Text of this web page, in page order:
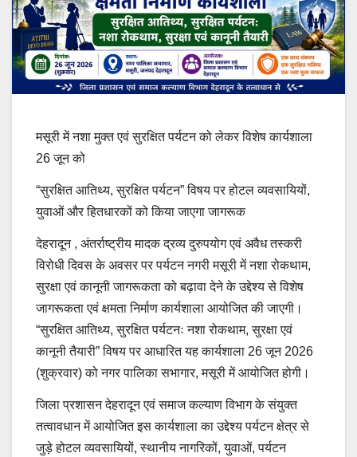
मसूरी में नशा मुक्त एवं सुरक्षित पर्यटन को लेकर विशेष कार्यशाला
26 जून को
“सुरक्षित आतिथ्य, सुरक्षित पर्यटन” विषय पर होटल व्यवसायियों,
युवाओं और हितधारकों को किया जाएगा जागरूक
देहरादून , अंतर्राष्ट्रीय मादक द्रव्य दुरुपयोग एवं अवैध तस्करी
विरोधी दिवस के अवसर पर पर्यटन नगरी मसूरी में नशा रोकथाम,
सुरक्षा एवं कानूनी जागरूकता को बढ़ावा देने के उद्देश्य से विशेष
जागरूकता एवं क्षमता निर्माण कार्यशाला आयोजित की जाएगी।
“सुरक्षित आतिथ्य, सुरक्षित पर्यटनः नशा रोकथाम, सुरक्षा एवं
कानूनी तैयारी” विषय पर आधारित यह कार्यशाला 26 जून 2026
(शुक्रवार) को नगर पालिका सभागार, मसूरी में आयोजित होगी।
जिला प्रशासन देहरादून एवं समाज कल्याण विभाग के संयुक्त
तत्वावधान में आयोजित इस कार्यशाला का उद्देश्य पर्यटन क्षेत्र से
जुड़े होटल व्यवसायियों, स्थानीय नागरिकों, युवाओं, पर्यटन